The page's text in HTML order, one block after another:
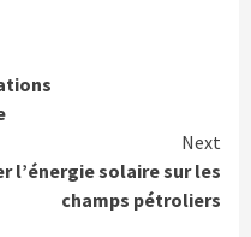
Next
l’énergie solaire sur les
champs pétroliers